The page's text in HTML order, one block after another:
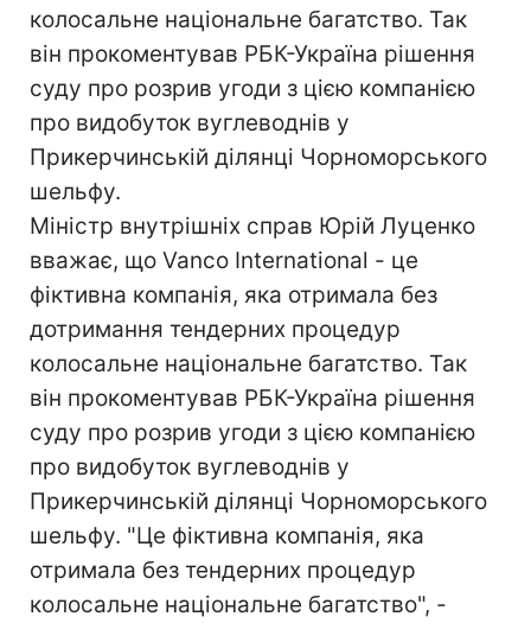
колосальне національне багатство. Так
він прокоментував РБК-Україна рішення
суду про розрив угоди з цією компанією
про видобуток вуглеводнів у
Прикерчинській ділянці Чорноморського
шельфу.
Міністр внутрішніх справ Юрій Луценко
вважає, що Vanco International - це
фіктивна компанія, яка отримала без
дотримання тендерних процедур
колосальне національне багатство. Так
він прокоментував РБК-Україна рішення
суду про розрив угоди з цією компанією
про видобуток вуглеводнів у
Прикерчинській ділянці Чорноморського
шельфу. "Це фіктивна компанія, яка
отримала без тендерних процедур
колосальне національне багатство", -